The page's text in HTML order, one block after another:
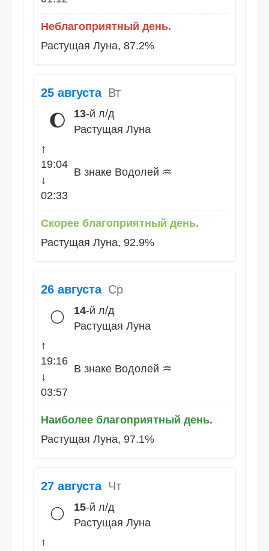
Неблагоприятный день.
Растущая Луна, 87.2%
25 августа Вт
🌔 13-й л/д
Растущая Луна
↑
19:04
↓
02:33
В знаке Водолей ♒
Скорее благоприятный день.
Растущая Луна, 92.9%
26 августа Ср
🌕 14-й л/д
Растущая Луна
↑
19:16
↓
03:57
В знаке Водолей ♒
Наиболее благоприятный день.
Растущая Луна, 97.1%
27 августа Чт
🌕 15-й л/д
Растущая Луна
↑